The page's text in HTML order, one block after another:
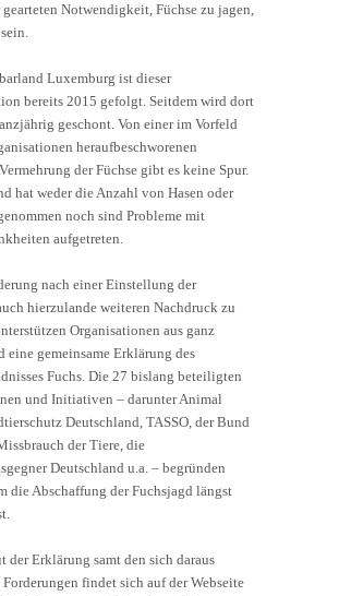
Notwendigkeit, Füchse zu jagen,
Luxemburg ist dieser
bereits 2015 gefolgt. Seitdem wird dort
geschont. Von einer im Vorfeld
heraufbeschworenen
der Füchse gibt es keine Spur.
hat weder die Anzahl von Hasen oder
noch sind Probleme mit
aufgetreten.
nach einer Einstellung der
hierzulande weiteren Nachdruck zu
Organisationen aus ganz
eine gemeinsame Erklärung des
Fuchs. Die 27 bislang beteiligten
und Initiativen – darunter Animal
Deutschland, TASSO, der Bund
der Tiere, die
Deutschland u.a. – begründen
die Abschaffung der Fuchsjagd längst
der Erklärung samt den sich daraus
Forderungen findet sich auf der Webseite